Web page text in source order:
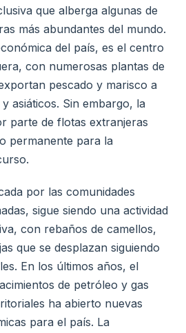
que alberga algunas de
más abundantes del mundo.
del país, es el centro
con numerosas plantas de
pescado y marisco a
asiáticos. Sin embargo, la
parte de flotas extranjeras
permanente para la
por las comunidades
sigue siendo una actividad
con rebaños de camellos,
que se desplazan siguiendo
En los últimos años, el
de petróleo y gas
ha abierto nuevas
para el país. La